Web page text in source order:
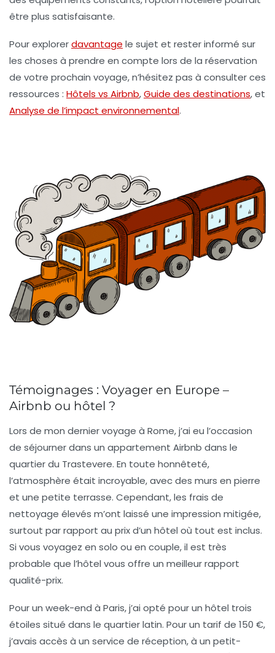
être plus satisfaisante.
Pour explorerdavantage le sujet et rester informé sur
les choses à prendre en compte lors de la réservation
de votre prochain voyage, n’hésitez pas à consulter ces
ressources : Hôtels vs Airbnb,Guide des destinations, et
Analyse de l’impact environnemental.
Témoignages : Voyager en Europe –
Airbnb ou hôtel ?
Lors de mon dernier voyage à Rome, j’ai eu l’occasion
de séjourner dans un appartement Airbnb dans le
quartier du Trastevere. En toute honnêteté,
l’atmosphère était incroyable, avec des murs en pierre
et une petite terrasse. Cependant, les frais de
nettoyage élevés m’ont laissé une impression mitigée,
surtout par rapport au prix d’un hôtel où tout est inclus.
Si vous voyagez en solo ou en couple, il est très
probable que l’hôtel vous offre un meilleur rapport
qualité-prix.
Pour un week-end à Paris, j’ai opté pour un hôtel trois
étoiles situé dans le quartier latin. Pour un tarif de 150 €,
j’avais accès à un service de réception, à un petit-